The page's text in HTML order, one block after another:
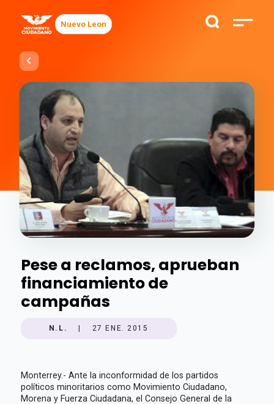
Nuevo Leon
Pese a reclamos, aprueban
financiamiento de
campañas
N.L. 27 ENE. 2015
Monterrey.- Ante la inconformidad de los partidos
políticos minoritarios como Movimiento Ciudadano,
Morena y Fuerza Ciudadana, el Consejo General de la